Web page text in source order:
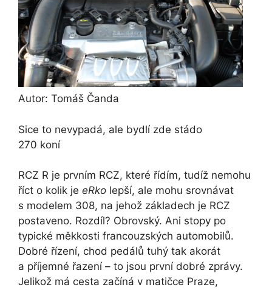
Autor: Tomáš Čanda
Sice to nevypadá, ale bydlí zde stádo
270 koní
RCZ R je prvním RCZ, které řídím, tudíž nemohu
říct o kolik je eRko lepší, ale mohu srovnávat
s modelem 308, na jehož základech je RCZ
postaveno. Rozdíl? Obrovský. Ani stopy po
typické měkkosti francouzských automobilů.
Dobré řízení, chod pedálů tuhý tak akorát
a příjemné řazení – to jsou první dobré zprávy.
Jelikož má cesta začíná v matičce Praze,